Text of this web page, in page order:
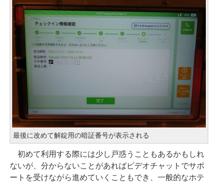
最後に改めて解錠用の暗証番号が表示される
初めて利用する際には少し戸惑うこともあるかもしれ
ないが、分からないことがあればビデオチャットでサポ
ートを受けながら進めていくこともでき、一般的なホテ